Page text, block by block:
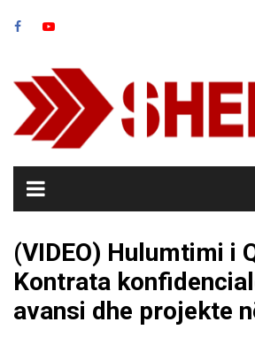
(VIDEO) Hulumtimi i
Kontrata
avansi dhe projekte